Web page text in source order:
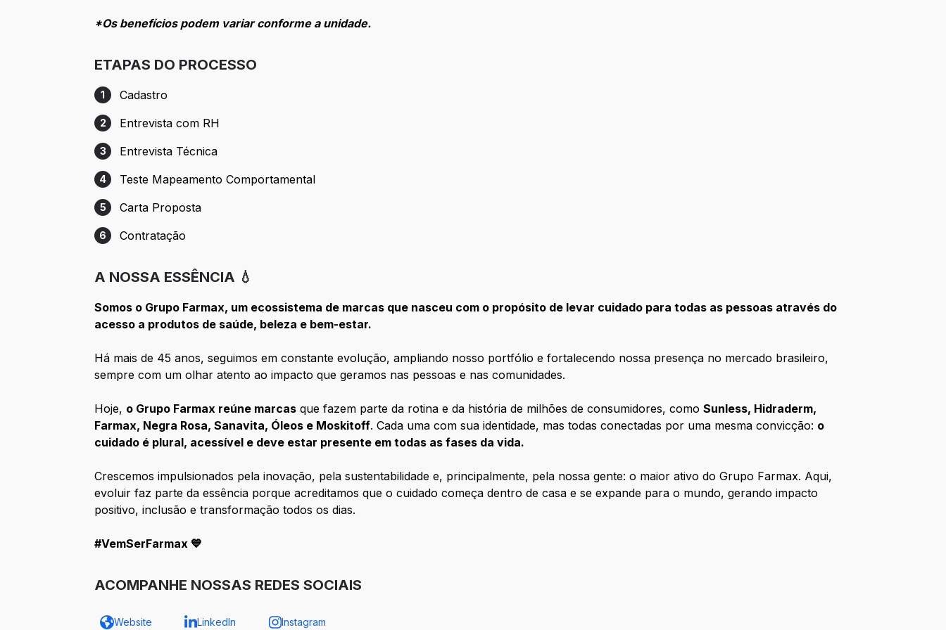
*Os benefícios podem variar conforme a unidade.
ETAPAS DO PROCESSO
Etapa 1: Cadastro
1 Cadastro
Etapa 2: Entrevista com RH
2 Entrevista com RH
Etapa 3: Entrevista Técnica
3 Entrevista Técnica
Etapa 4: Teste Mapeamento Comportamental
4 Teste Mapeamento Comportamental
Etapa 5: Carta Proposta
5 Carta Proposta
Etapa 6: Contratação
6 Contratação
A NOSSA ESSÊNCIA 💧
Somos o Grupo Farmax, um ecossistema de marcas que nasceu com o propósito de levar cuidado para todas as pessoas através do
acesso a produtos de saúde, beleza e bem-estar.
Há mais de 45 anos, seguimos em constante evolução, ampliando nosso portfólio e fortalecendo nossa presença no mercado brasileiro,
sempre com um olhar atento ao impacto que geramos nas pessoas e nas comunidades.
Hoje, o Grupo Farmax reúne marcas que fazem parte da rotina e da história de milhões de consumidores, comoSunless, Hidraderm,
Farmax, Negra Rosa, Sanavita, Óleos e Moskitoff. Cada uma com sua identidade, mas todas conectadas por uma mesma convicção: o
cuidado é plural, acessível e deve estar presente em todas as fases da vida.
Crescemos impulsionados pela inovação, pela sustentabilidade e, principalmente, pela nossa gente: o maior ativo do Grupo Farmax. Aqui,
evoluir faz parte da essência porque acreditamos que o cuidado começa dentro de casa e se expande para o mundo, gerando impacto
positivo, inclusão e transformação todos os dias.
#VemSerFarmax 💙
ACOMPANHE NOSSAS REDES SOCIAIS
Website LinkedIn Instagram